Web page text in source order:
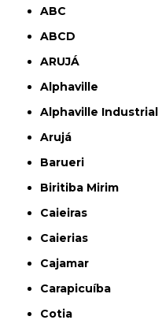
ABC
ABCD
ARUJÁ
Alphaville
Alphaville Industrial
Arujá
Barueri
Biritiba Mirim
Caieiras
Caierias
Cajamar
Carapicuíba
Cotia